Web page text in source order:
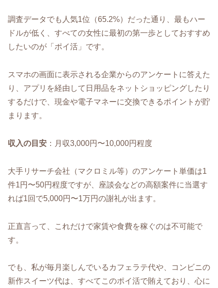
調査データでも人気1位（65.2%）だった通り、最もハー
ドルが低く、すべての女性に最初の第一歩としておすすめ
したいのが「ポイ活」です。
スマホの画面に表示される企業からのアンケートに答えた
り、アプリを経由して日用品をネットショッピングしたり
するだけで、現金や電子マネーに交換できるポイントが貯
まります。
収入の目安 ：月収3,000円〜10,000円程度
大手リサーチ会社（マクロミル等）のアンケート単価は1
件1円〜50円程度ですが、座談会などの高額案件に当選す
れば1回で5,000円〜1万円の謝礼が出ます。
正直言って、これだけで家賃や食費を稼ぐのは不可能で
す。
でも、私が毎月楽しんでいるカフェラテ代や、コンビニの
新作スイーツ代は、すべてこのポイ活で賄えており、心に